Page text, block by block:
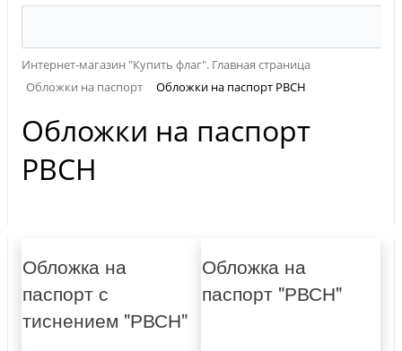
Интернет-магазин "Купить флаг". Главная страница
Обложки на паспорт
Обложки на паспорт РВСН
Обложки на паспорт
РВСН
Обложка на
паспорт с
тиснением "РВСН"
Обложка на
паспорт "РВСН"